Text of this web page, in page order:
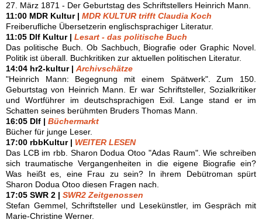
27. März 1871 - Der Geburtstag des Schriftstellers Heinrich Mann.
11:00 MDR Kultur | MDR KULTUR trifft Claudia Koch
Freiberufliche Übersetzerin englischsprachiger Literatur.
11:05 Dlf Kultur | Lesart - das politische Buch
Das politische Buch. Ob Sachbuch, Biografie oder Graphic Novel.
Politik ist überall. Buchkritiken zur aktuellen politischen Literatur.
14:04 hr2-kultur | Archivschätze
"Heinrich Mann: Begegnung mit einem Spätwerk". Zum 150.
Geburtstag von Heinrich Mann. Er war Schriftsteller, Sozialkritiker
und Wortführer im deutschsprachigen Exil. Lange stand er im
Schatten seines berühmten Bruders Thomas Mann.
16:05 Dlf | Büchermarkt
Bücher für junge Leser.
17:00 rbbKultur | WEITER LESEN
Das LCB im rbb. Sharon Dodua Otoo "Adas Raum". Wie schreiben
sich traumatische Vergangenheiten in die eigene Biografie ein?
Was heißt es, eine Frau zu sein? In ihrem Debütroman spürt
Sharon Dodua Otoo diesen Fragen nach.
17:05 SWR 2 | SWR2 Zeitgenossen
Stefan Gemmel, Schriftsteller und Lesekünstler, im Gespräch mit
Marie-Christine Werner.